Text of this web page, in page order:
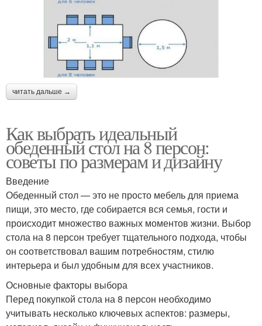
читать дальше →
Как выбрать идеальный
обеденный стол на 8 персон:
советы по размерам и дизайну
Введение
Обеденный стол — это не просто мебель для приема
пищи, это место, где собирается вся семья, гости и
происходит множество важных моментов жизни. Выбор
стола на 8 персон требует тщательного подхода, чтобы
он соответствовал вашим потребностям, стилю
интерьера и был удобным для всех участников.
Основные факторы выбора
Перед покупкой стола на 8 персон необходимо
учитывать несколько ключевых аспектов: размеры,